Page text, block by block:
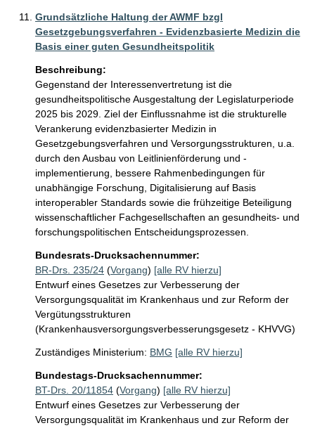
Grundsätzliche Haltung der AWMF bzgl
Gesetzgebungsverfahren - Evidenzbasierte Medizin die
Basis einer guten Gesundheitspolitik
Beschreibung:
Gegenstand der Interessenvertretung ist die
gesundheitspolitische Ausgestaltung der Legislaturperiode
2025 bis 2029. Ziel der Einflussnahme ist die strukturelle
Verankerung evidenzbasierter Medizin in
Gesetzgebungsverfahren und Versorgungsstrukturen, u.a.
durch den Ausbau von Leitlinienförderung und -
implementierung, bessere Rahmenbedingungen für
unabhängige Forschung, Digitalisierung auf Basis
interoperabler Standards sowie die frühzeitige Beteiligung
wissenschaftlicher Fachgesellschaften an gesundheits- und
forschungspolitischen Entscheidungsprozessen.
Bundesrats-Drucksachennummer:
BR-Drs. 235/24 (Vorgang) [alle RV hierzu]
Entwurf eines Gesetzes zur Verbesserung der
Versorgungsqualität im Krankenhaus und zur Reform der
Vergütungsstrukturen
(Krankenhausversorgungsverbesserungsgesetz - KHVVG)
Zuständiges Ministerium: BMG [alle RV hierzu]
Bundestags-Drucksachennummer:
BT-Drs. 20/11854 (Vorgang) [alle RV hierzu]
Entwurf eines Gesetzes zur Verbesserung der
Versorgungsqualität im Krankenhaus und zur Reform der